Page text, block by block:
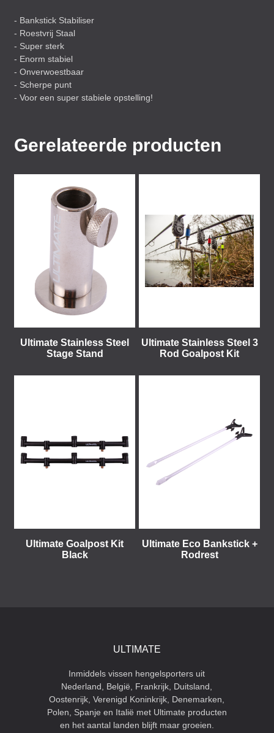
- Bankstick Stabiliser
- Roestvrij Staal
- Super sterk
- Enorm stabiel
- Onverwoestbaar
- Scherpe punt
- Voor een super stabiele opstelling!
Gerelateerde producten
Ultimate Stainless Steel
Stage Stand
Ultimate Stainless Steel 3
Rod Goalpost Kit
Ultimate Goalpost Kit
Black
Ultimate Eco Bankstick +
Rodrest
ULTIMATE
Inmiddels vissen hengelsporters uit
Nederland, België, Frankrijk, Duitsland,
Oostenrijk, Verenigd Koninkrijk, Denemarken,
Polen, Spanje en Italië met Ultimate producten
en het aantal landen blijft maar groeien.